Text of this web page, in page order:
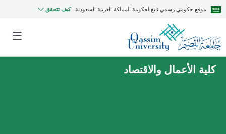
موقع حكومي رسمي تابع لحكومة المملكة العربية السعودية كيف تتحقق
كلية الأعمال والاقتصاد